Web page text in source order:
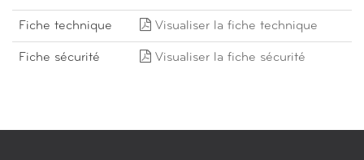
Fiche technique Visualiser la fiche technique
Fiche sécurité Visualiser la fiche sécurité